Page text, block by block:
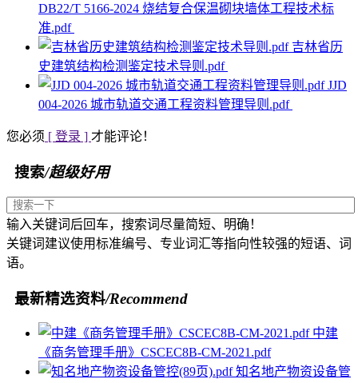
DB22/T 5166-2024 烧结复合保温砌块墙体工程技术标
准.pdf
吉林省历
史建筑结构检测鉴定技术导则.pdf
JJD
004-2026 城市轨道交通工程资料管理导则.pdf
您必须 [ 登录 ] 才能评论！
搜索/超级好用
输入关键词后回车，搜索词尽量简短、明确！
关键词建议使用标准编号、专业词汇等指向性较强的短语、词
语。
最新精选资料/Recommend
中建
《商务管理手册》CSCEC8B-CM-2021.pdf
知名地产物资设备管